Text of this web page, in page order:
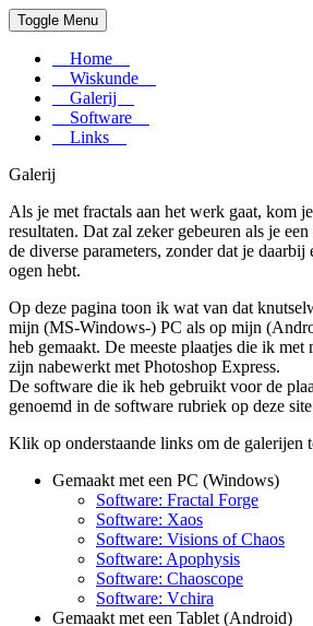
Toggle Menu
Home
Wiskunde
Galerij
Software
Links
Galerij
Als je met fractals aan het werk gaat, kom
resultaten. Dat zal zeker gebeuren als je
de diverse parameters, zonder dat je daarbij
ogen hebt.
Op deze pagina toon ik wat van dat
mijn (MS-Windows-) PC als op mijn
heb gemaakt. De meeste plaatjes die ik met
zijn nabewerkt met Photoshop Express.
De software die ik heb gebruikt voor de
genoemd in de software rubriek op deze
Klik op onderstaande links om de galerijen
Gemaakt met een PC (Windows)
Software: Fractal Forge
Software: Xaos
Software: Visions of Chaos
Software: Apophysis
Software: Chaoscope
Software: Vchira
Gemaakt met een Tablet (Android)